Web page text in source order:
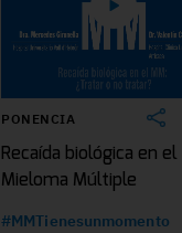
PONENCIA
Recaída biológica en el
Mieloma Múltiple
#MMTienesunmomento